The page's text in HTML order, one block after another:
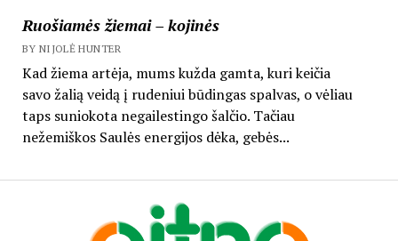
Ruošiamės žiemai – kojinės
BY NIJOLĖ HUNTER
Kad žiema artėja, mums kužda gamta, kuri keičia
savo žalią veidą į rudeniui būdingas spalvas, o vėliau
taps suniokota negailestingo šalčio. Tačiau
nežemiškos Saulės energijos dėka, gebės...